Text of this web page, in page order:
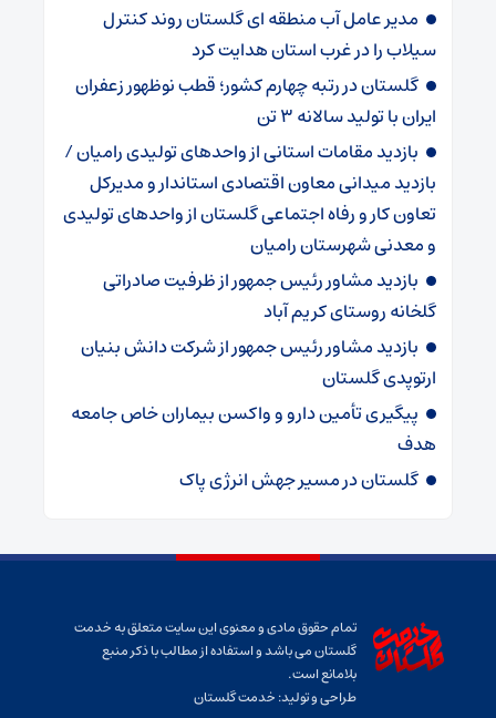
مدیر عامل آب منطقه ای گلستان روند کنترل
سیلاب را در غرب استان هدایت کرد
گلستان در رتبه چهارم کشور؛ قطب نوظهور زعفران
ایران با تولید سالانه ۳ تن
بازدید مقامات استانی از واحدهای تولیدی رامیان /
بازدید میدانی معاون اقتصادی استاندار و مدیرکل
تعاون کار و رفاه اجتماعی گلستان از واحدهای تولیدی
و معدنی شهرستان رامیان
بازدید مشاور رئیس جمهور از ظرفیت صادراتی
گلخانه روستای کریم آباد
بازدید مشاور رئیس جمهور از شرکت دانش بنیان
ارتوپدی گلستان
پیگیری تأمین دارو و واکسن بیماران خاص جامعه
هدف
گلستان در مسیر جهش انرژی پاک
تمام حقوق مادی و معنوی این سایت متعلق به خدمت
گلستان می باشد و استفاده از مطالب با ذکر منبع
بلامانع است.
طراحی و تولید:خدمت گلستان